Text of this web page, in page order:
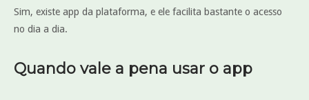
Sim, existe app da plataforma, e ele facilita bastante o acesso
no dia a dia.
Quando vale a pena usar o app